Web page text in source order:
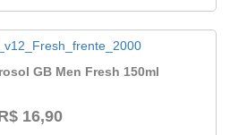
GB Men Fresh 150ml
16,90